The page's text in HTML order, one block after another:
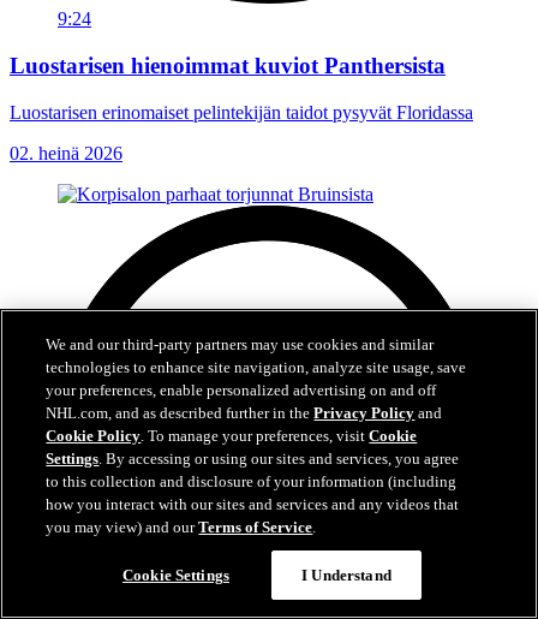
9:24
Luostarisen hienoimmat kuviot Panthersista
Luostarisen erinomaiset pelintekijän taidot pysyvät Floridassa
02. heinä 2026
We and our third-party partners may use cookies and similar
technologies to enhance site navigation, analyze site usage, save
your preferences, enable personalized advertising on and off
NHL.com, and as described further in thePrivacy Policy and
Cookie Policy. To manage your preferences, visitCookie
Settings. By accessing or using our sites and services, you agree
to this collection and disclosure of your information (including
how you interact with our sites and services and any videos that
you may view) and ourTerms of Service.
Cookie Settings I Understand